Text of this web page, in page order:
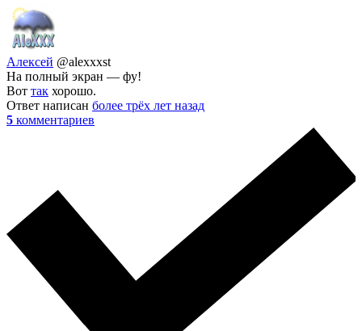
Алексей @alexxxst
На полный экран — фу!
Вот так хорошо.
Ответ написан более трёх лет назад
5 комментариев